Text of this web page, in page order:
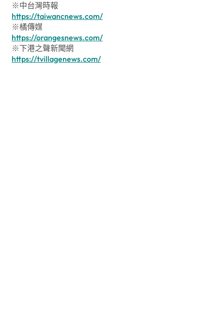
※中台灣時報
https://taiwancnews.com/
※橘傳媒
https://orangesnews.com/
※下港之聲新聞網
https://tvillagenews.com/